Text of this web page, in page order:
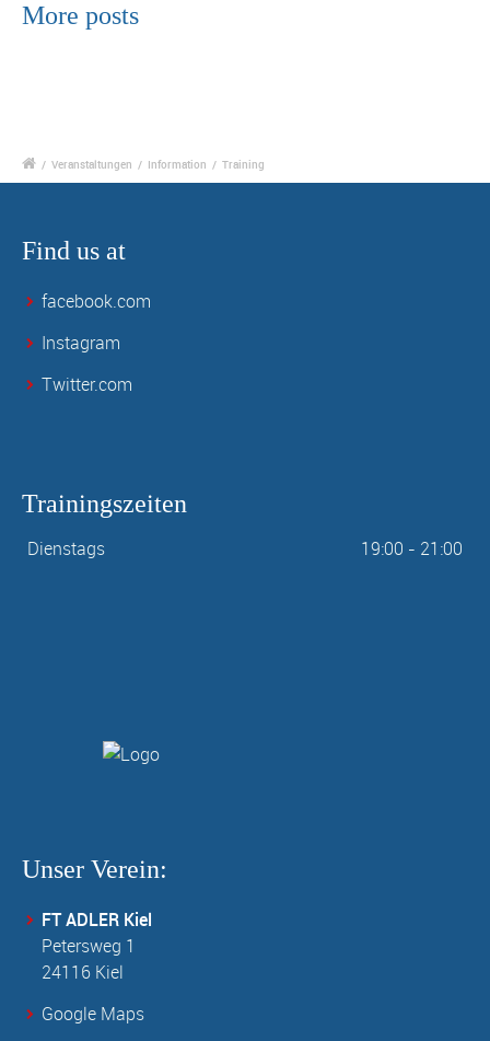
More posts
/ Veranstaltungen / Information / Training
Find us at
facebook.com
Instagram
Twitter.com
Trainingszeiten
Dienstags 19:00 - 21:00
Unser Verein:
FT ADLER Kiel
Petersweg 1
24116 Kiel
Google Maps